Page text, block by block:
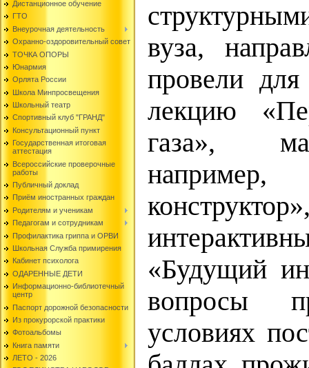
Дистанционное обучение
ГТО
Внеурочная деятельность
Охранно-оздоровительный совет
ТОЧКА ОПОРЫ
Юнармия
Орлята России
Школа Минпросвещения
Школьный театр
Спортивный клуб "ГРАНД"
Консультационный пункт
Государственная итоговая
аттестация
Всероссийские проверочные
работы
Публичный доклад
Приём иностранных граждан
Родителям и ученикам
Педагогам и сотрудникам
Профилактика гриппа и ОРВИ
Школьная Служба примирения
Кабинет психолога
ОДАРЕННЫЕ ДЕТИ
Информационно-библиотечный
центр
Паспорт дорожной безопасности
Из прокурорской практики
Фотоальбомы
Книга памяти
ЛЕТО - 2026
вуза,
провели
лекцию
газа»,
например,
«Будущий
вопросы
условиях